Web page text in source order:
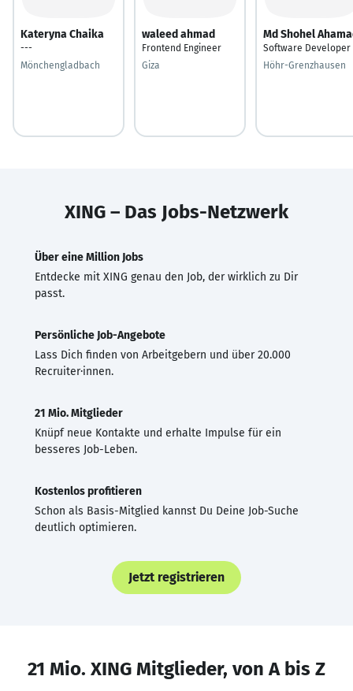
Kateryna Chaika
---
Mönchengladbach
waleed ahmad
Frontend Engineer
Giza
Md Shohel
Software Developer
Höhr-Grenzhausen
XING – Das Jobs-Netzwerk
Über eine Million Jobs
Entdecke mit XING genau den Job, der wirklich zu Dir
passt.
Persönliche Job-Angebote
Lass Dich finden von Arbeitgebern und über 20.000
Recruiter·innen.
21 Mio. Mitglieder
Knüpf neue Kontakte und erhalte Impulse für ein
besseres Job-Leben.
Kostenlos profitieren
Schon als Basis-Mitglied kannst Du Deine Job-Suche
deutlich optimieren.
Jetzt registrieren
21 Mio. XING Mitglieder, von A bis Z